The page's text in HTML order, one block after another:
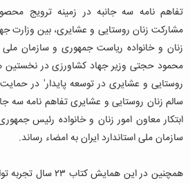
تفاهم نامه سه جانبه در زمینه ترویج
مشارکت زنان روستایی و عشایری، بین وزارت
زنان و خانواده ریاست جمهوری و سازمان ملی
محمود حجتی وزیر جهاد کشاورزی در
روستایی و عشایری در توسعه پایدار' در
سالم زنان روستایی و عشایری تفاهم نامه سه
ابتکار معاون امور زنان و خانواده رئیس
سازمان ملی استاندارد ایران به امضاء رساند.
همچنین در این همایش